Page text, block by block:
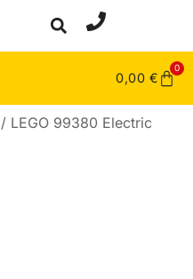
0,00 €
0
/ LEGO 99380 Electric